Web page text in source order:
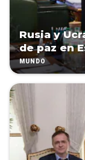
Rusia y
de paz en
MUNDO